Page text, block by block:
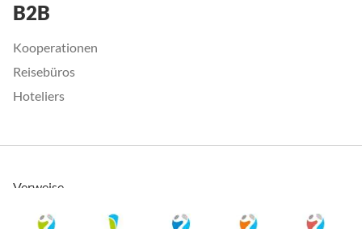
B2B
Kooperationen
Reisebüros
Hoteliers
Verweise